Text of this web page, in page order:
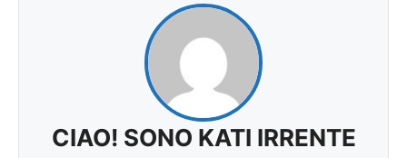
CIAO! SONO KATI IRRENTE